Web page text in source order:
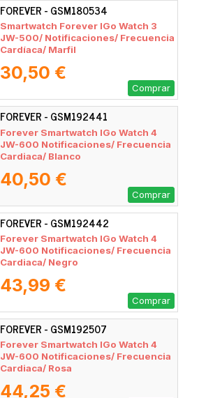
FOREVER - GSM180534
Smartwatch Forever IGo Watch 3
JW-500/ Notificaciones/ Frecuencia
Cardíaca/ Marfil
30,50 €
Comprar
FOREVER - GSM192441
Forever Smartwatch IGo Watch 4
JW-600 Notificaciones/ Frecuencia
Cardiaca/ Blanco
40,50 €
Comprar
FOREVER - GSM192442
Forever Smartwatch IGo Watch 4
JW-600 Notificaciones/ Frecuencia
Cardiaca/ Negro
43,99 €
Comprar
FOREVER - GSM192507
Forever Smartwatch IGo Watch 4
JW-600 Notificaciones/ Frecuencia
Cardiaca/ Rosa
44,25 €